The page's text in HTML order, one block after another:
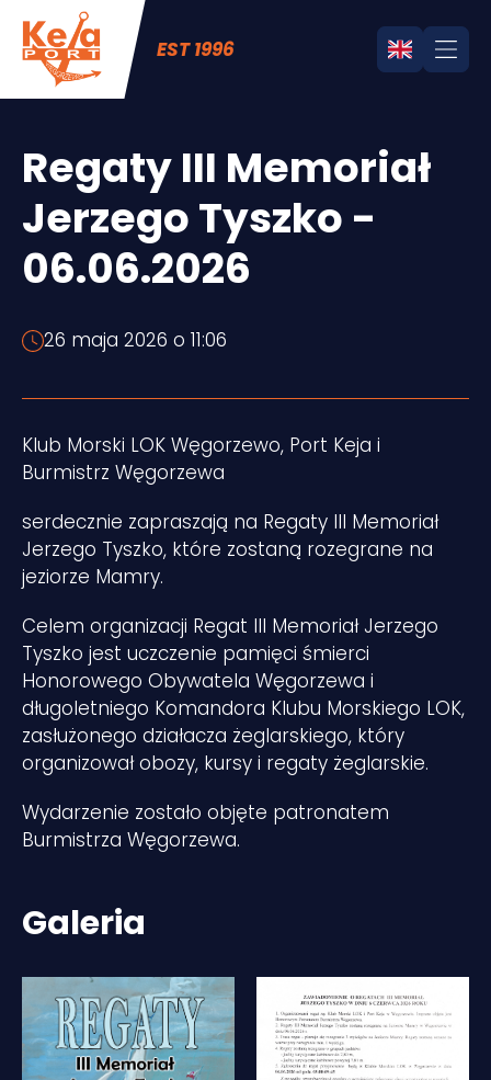
EST 1996
Regaty III Memoriał
Jerzego Tyszko -
06.06.2026
26 maja 2026 o 11:06
Klub Morski LOK Węgorzewo, Port Keja i
Burmistrz Węgorzewa
serdecznie zapraszają na Regaty III Memoriał
Jerzego Tyszko, które zostaną rozegrane na
jeziorze Mamry.
Celem organizacji Regat III Memoriał Jerzego
Tyszko jest uczczenie pamięci śmierci
Honorowego Obywatela Węgorzewa i
długoletniego Komandora Klubu Morskiego LOK,
zasłużonego działacza żeglarskiego, który
organizował obozy, kursy i regaty żeglarskie.
Wydarzenie zostało objęte patronatem
Burmistrza Węgorzewa.
Galeria